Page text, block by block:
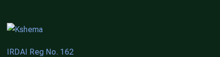
IRDAI Reg No. 162